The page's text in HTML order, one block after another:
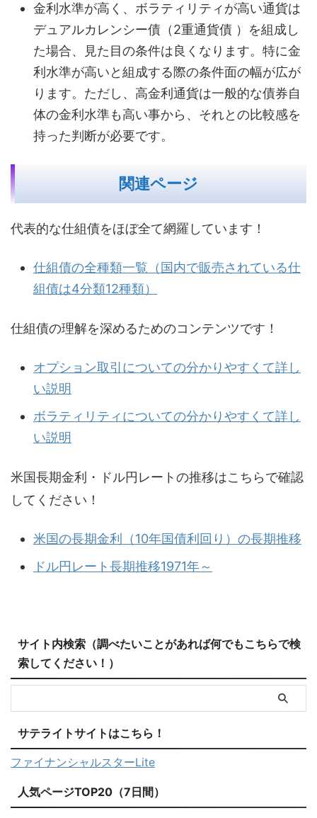
金利水準が高く、ボラティリティが高い通貨は
デュアルカレンシー債（2重通貨債 ）を組成し
た場合、見た目の条件は良くなります。特に金
利水準が高いと組成する際の条件面の幅が広が
ります。ただし、高金利通貨は一般的な債券自
体の金利水準も高い事から、それとの比較感を
持った判断が必要です。
関連ページ
代表的な仕組債をほぼ全て網羅しています！
仕組債の全種類一覧（国内で販売されている仕
組債は4分類12種類）
仕組債の理解を深めるためのコンテンツです！
オプション取引についての分かりやすくて詳し
い説明
ボラティリティについての分かりやすくて詳し
い説明
米国長期金利・ドル円レートの推移はこちらで確認
してください！
米国の長期金利（10年国債利回り）の長期推移
ドル円レート長期推移1971年～
サイト内検索（調べたいことがあれば何でもこちらで検
索してください！）
サテライトサイトはこちら！
ファイナンシャルスターLite
人気ページTOP20（7日間）